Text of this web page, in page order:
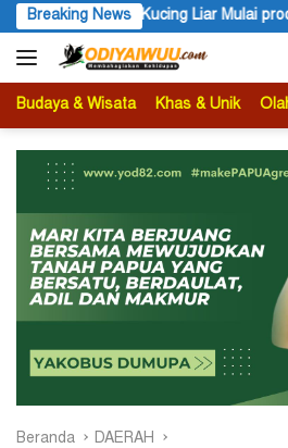
Langsung
ke
konten
Breaking News
2029, IUPK Akan Berakhir 2041
Budaya & Wisata Khas & Unik
Beranda DAERAH